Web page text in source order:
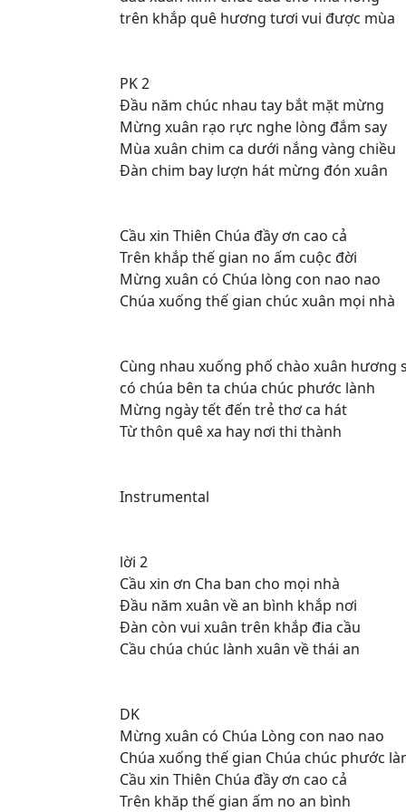
trên khắp quê hương tươi vui được mùa
PK 2
Đầu năm chúc nhau tay bắt mặt mừng
Mừng xuân rạo rực nghe lòng đắm say
Mùa xuân chim ca dưới nắng vàng chiều
Đàn chim bay lượn hát mừng đón xuân
Cầu xin Thiên Chúa đầy ơn cao cả
Trên khắp thế gian no ấm cuộc đời
Mừng xuân có Chúa lòng con nao nao
Chúa xuống thế gian chúc xuân mọi nhà
Cùng nhau xuống phố chào xuân hương
có chúa bên ta chúa chúc phước lành
Mừng ngày tết đến trẻ thơ ca hát
Từ thôn quê xa hay nơi thi thành
Instrumental
lời 2
Cầu xin ơn Cha ban cho mọi nhà
Đầu năm xuân về an bình khắp nơi
Đàn còn vui xuân trên khắp đia cầu
Cầu chúa chúc lành xuân về thái an
DK
Mừng xuân có Chúa Lòng con nao nao
Chúa xuống thế gian Chúa chúc phước
Cầu xin Thiên Chúa đầy ơn cao cả
Trên khăp thế gian ấm no an bình